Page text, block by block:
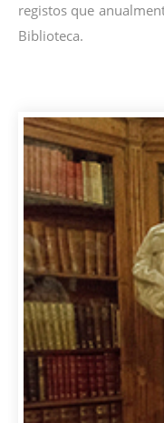
registos que
Biblioteca.